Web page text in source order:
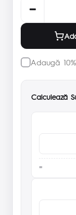
Adaugă
Calculează